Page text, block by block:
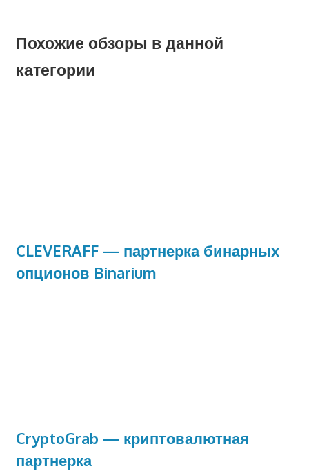
Похожие обзоры в данной
категории
CLEVERAFF — партнерка бинарных
опционов Binarium
CryptoGrab — криптовалютная
партнерка